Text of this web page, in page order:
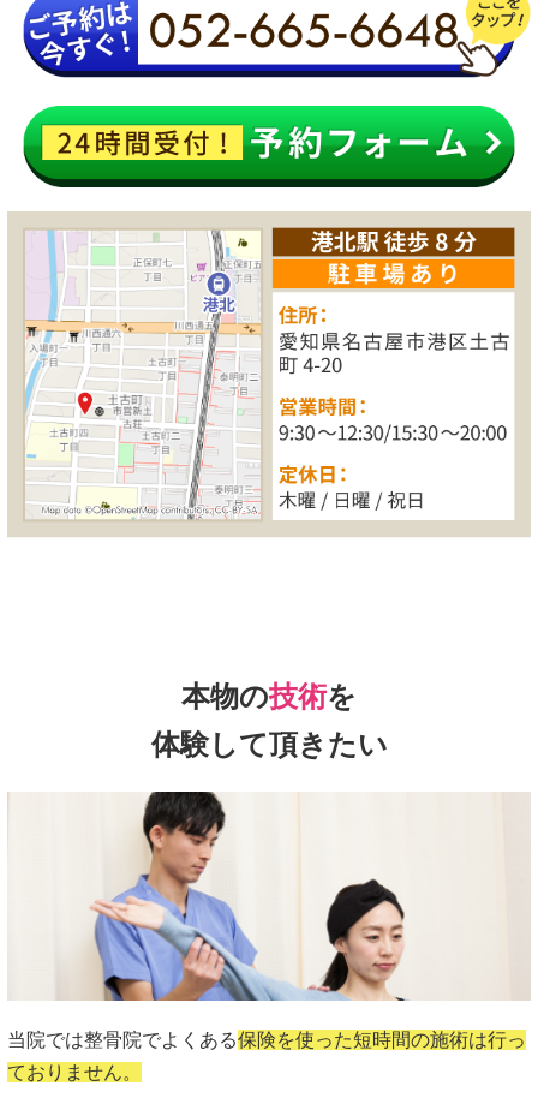
本物の技術を
体験して頂きたい
当院では整骨院でよくある保険を使った短時間の施術は行っ
ておりません。